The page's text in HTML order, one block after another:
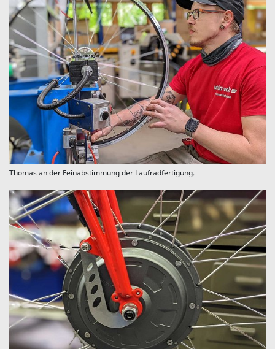
Thomas an der Feinabstimmung der Laufradfertigung.